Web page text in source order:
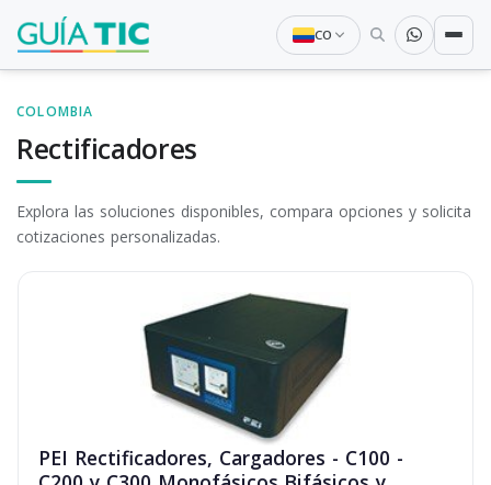
CO
COLOMBIA
Rectificadores
Explora las soluciones disponibles, compara opciones y solicita
cotizaciones personalizadas.
PEI Rectificadores, Cargadores - C100 -